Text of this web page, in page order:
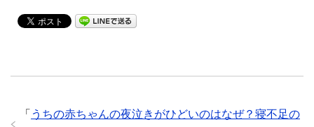
「 うちの赤ちゃんの夜泣きがひどいのはなぜ？寝不足の